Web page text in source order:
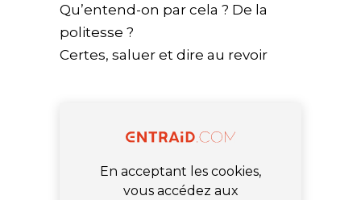
Qu’entend-on par cela ? De la
politesse ?
Certes, saluer et dire au revoir
En acceptant les cookies,
vous accédez aux